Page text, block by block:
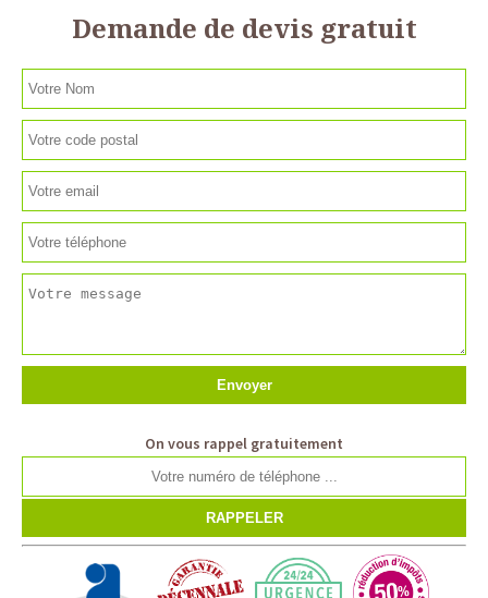
Demande de devis gratuit
On vous rappel gratuitement